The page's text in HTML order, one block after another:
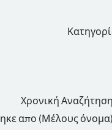
Χρονική
απο (Μέλους